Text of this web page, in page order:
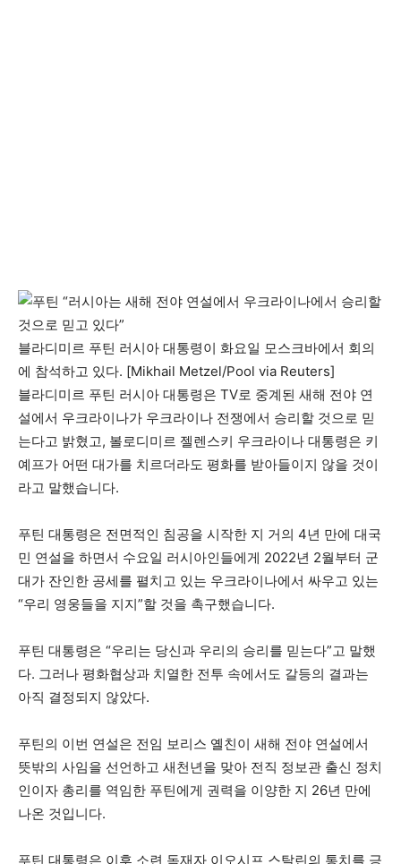
블라디미르 푸틴 러시아 대통령이 화요일 모스크바에서 회의
에 참석하고 있다. [Mikhail Metzel/Pool via Reuters]
블라디미르 푸틴 러시아 대통령은 TV로 중계된 새해 전야 연
설에서 우크라이나가 우크라이나 전쟁에서 승리할 것으로 믿
는다고 밝혔고, 볼로디미르 젤렌스키 우크라이나 대통령은 키
예프가 어떤 대가를 치르더라도 평화를 받아들이지 않을 것이
라고 말했습니다.
푸틴 대통령은 전면적인 침공을 시작한 지 거의 4년 만에 대국
민 연설을 하면서 수요일 러시아인들에게 2022년 2월부터 군
대가 잔인한 공세를 펼치고 있는 우크라이나에서 싸우고 있는
“우리 영웅들을 지지”할 것을 촉구했습니다.
푸틴 대통령은 “우리는 당신과 우리의 승리를 믿는다”고 말했
다. 그러나 평화협상과 치열한 전투 속에서도 갈등의 결과는
아직 결정되지 않았다.
푸틴의 이번 연설은 전임 보리스 옐친이 새해 전야 연설에서
뜻밖의 사임을 선언하고 새천년을 맞아 전직 정보관 출신 정치
인이자 총리를 역임한 푸틴에게 권력을 이양한 지 26년 만에
나온 것입니다.
푸틴 대통령은 이후 소련 독재자 이오시프 스탈린의 통치를 긍